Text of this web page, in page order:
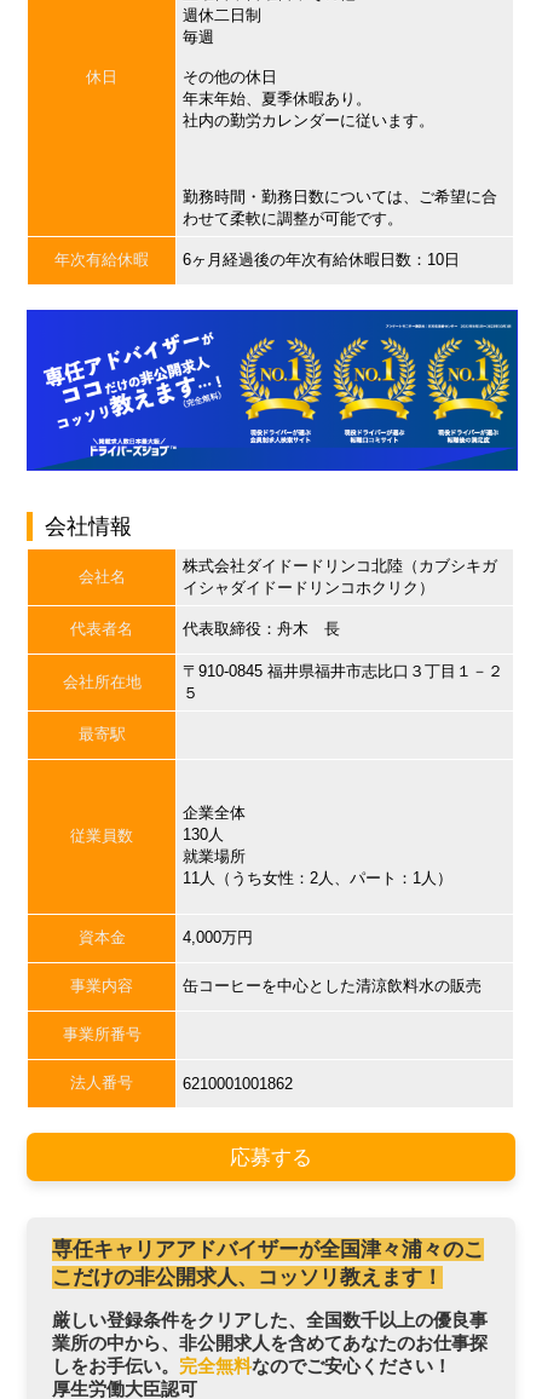
休日
週休二日制
毎週
その他の休日
年末年始、夏季休暇あり。
社内の勤労カレンダーに従います。
勤務時間・勤務日数については、ご希望に合
わせて柔軟に調整が可能です。
年次有給休暇 6ヶ月経過後の年次有給休暇日数：10日
会社情報
会社名
株式会社ダイドードリンコ北陸（カブシキガ
イシャダイドードリンコホクリク）
代表者名 代表取締役：舟木 長
会社所在地
〒910-0845 福井県福井市志比口３丁目１－２
５
最寄駅
従業員数
企業全体
130人
就業場所
11人（うち女性：2人、パート：1人）
資本金 4,000万円
事業内容 缶コーヒーを中心とした清涼飲料水の販売
事業所番号
法人番号 6210001001862
応募する
専任キャリアアドバイザーが全国津々浦々のこ
こだけの非公開求人、コッソリ教えます！
厳しい登録条件をクリアした、全国数千以上の優良事
業所の中から、非公開求人を含めてあなたのお仕事探
しをお手伝い。 完全無料なのでご安心ください！
厚生労働大臣認可